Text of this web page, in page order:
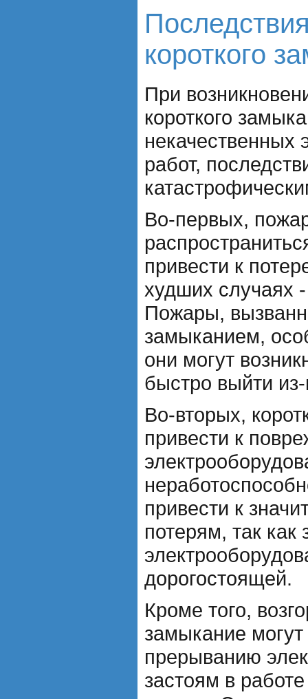
короткого
При
короткого
некачественных
работ,
Во-первых,
привести к
худших случаях
Пожары,
замыканием,
они могут
быстро выйти
Во-вторых,
привести к
привести к
потерям, так
дорогостоящей.
Кроме того,
замыкание могут
прерыванию
застоям в